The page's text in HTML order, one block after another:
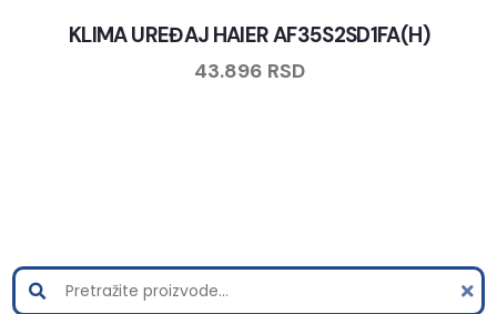
KLIMA UREĐAJ HAIER AF35S2SD1FA(H)
43.896 RSD